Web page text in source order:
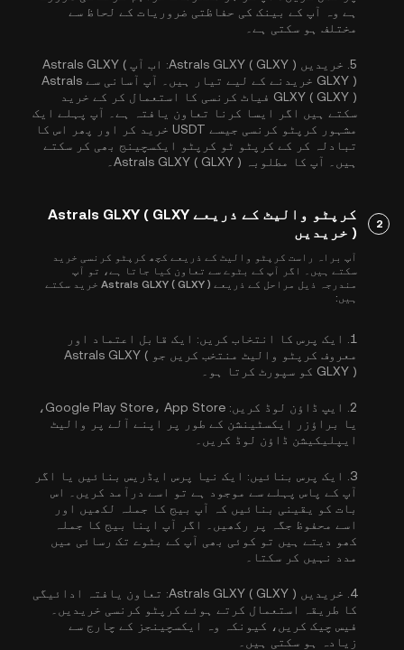
ہے وہ آپ کے بینک کی حفاظتی ضروریات کے لحاظ سے
مختلف ہو سکتی ہے۔
5. خریدیں Astrals GLXY ( GLXY ):
اب آپ Astrals GLXY (
GLXY ) خریدنے کے لیے تیار ہیں۔ آپ آسانی سے Astrals
GLXY ( GLXY ) فیاٹ کرنسی کا استعمال کر کے خرید
سکتے ہیں اگر ایسا کرنا تعاون یافتہ ہے۔ آپ پہلے ایک
مشہور کرپٹو کرنسی جیسے USDT خرید کر اور پھر اس کا
تبادلہ کر کے کرپٹو ٹو کرپٹو ایکسچینج بھی کر سکتے
ہیں۔ آپ کا مطلوبہ Astrals GLXY ( GLXY )۔
2
کرپٹو والیٹ کے ذریعے Astrals GLXY ( GLXY
) خریدیں
آپ براہ راست کرپٹو والیٹ کے ذریعے کچھ کرپٹو کرنسی خرید
سکتے ہیں۔ اگر آپ کے بٹوے سے تعاون کیا جاتا ہے، تو آپ
مندرجہ ذیل مراحل کے ذریعے Astrals GLXY ( GLXY ) خرید سکتے
ہیں:
1. ایک پرس کا انتخاب کریں: ایک قابل اعتماد اور
معروف کرپٹو والیٹ منتخب کریں جو Astrals GLXY (
GLXY ) کو سپورٹ کرتا ہو۔
2. ایپ ڈاؤن لوڈ کریں:
Google Play Store، App Store،
یا براؤزر ایکسٹینشن کے طور پر اپنے آلے پر والیٹ
ایپلیکیشن ڈاؤن لوڈ کریں۔
3. ایک پرس بنائیں: ایک نیا پرس ایڈریس بنائیں یا اگر
آپ کے پاس پہلے سے موجود ہے تو اسے درآمد کریں۔ اس
بات کو یقینی بنائیں کہ آپ بیج کا جملہ لکھیں اور
اسے محفوظ جگہ پر رکھیں۔ اگر آپ اپنا بیج کا جملہ
کھو دیتے ہیں تو کوئی بھی آپ کے بٹوے تک رسائی میں
مدد نہیں کر سکتا۔
4. خریدیں Astrals GLXY ( GLXY ):
تعاون یافتہ ادائیگی
کا طریقہ استعمال کرتے ہوئے کرپٹو کرنسی خریدیں۔
فیس چیک کریں، کیونکہ وہ ایکسچینجز کے چارج سے
زیادہ ہو سکتی ہیں۔